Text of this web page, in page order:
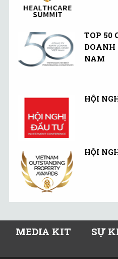
TOP 50
DOANH
NAM
HỘI
HỘI
MEDIA KIT SỰ